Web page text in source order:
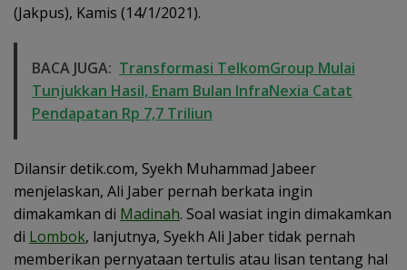
(Jakpus), Kamis (14/1/2021).
BACA JUGA: Transformasi TelkomGroup Mulai
Tunjukkan Hasil, Enam Bulan InfraNexia Catat
Pendapatan Rp 7,7 Triliun
Dilansir detik.com, Syekh Muhammad Jabeer
menjelaskan, Ali Jaber pernah berkata ingin
dimakamkan di Madinah. Soal wasiat ingin dimakamkan
di Lombok, lanjutnya, Syekh Ali Jaber tidak pernah
memberikan pernyataan tertulis atau lisan tentang hal